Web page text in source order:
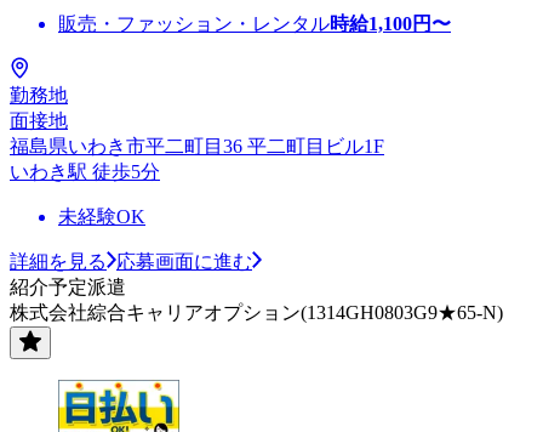
販売・ファッション・レンタル時給1,100円〜
勤務地
面接地
福島県いわき市平二町目36 平二町目ビル1F
いわき駅 徒歩5分
未経験OK
詳細を見る
応募画面に進む
紹介予定派遣
株式会社綜合キャリアオプション(1314GH0803G9★65-N)